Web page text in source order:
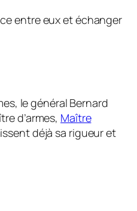
entre eux et échanger
le général Bernard
d’armes, Maître
déjà sa rigueur et